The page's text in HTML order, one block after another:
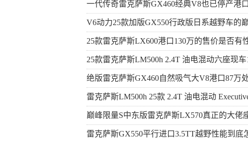
一代传奇雷克萨斯GX460经典V8也已停产港
V6动力25款加版GX550行政版日系越野车的
25款雷克萨斯LX600港口130万的售价是否有
25款雷克萨斯LM500h 2.4T 油电混动六座现车
绝版雷克萨斯GX460自然吸气大V8港口87万
雷克萨斯LM500h 25款 2.4T 油电混动
巅峰限量S中东版雷克萨斯LX570真正的大佬
雷克萨斯GX550平行进口3.5TT越野性能到底